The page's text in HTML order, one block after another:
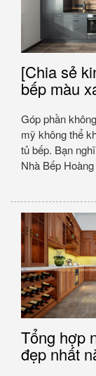
[Chia sẻ
bếp màu
Góp phần
mỹ không thể
tủ bếp. Bạn
Nhà Bếp
Tổng hợp
đẹp nhất